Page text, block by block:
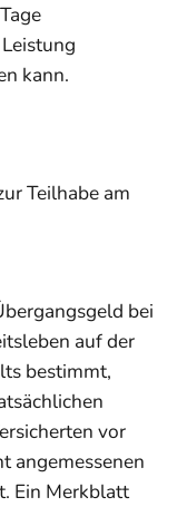
kann.
Teilhabe am
bei
auf der
bestimmt,
vor
angemessenen
Ein Merkblatt